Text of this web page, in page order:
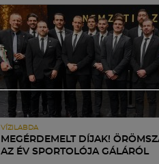
VÍZILABDA
MEGÉRDEMELT DÍJAK!
AZ ÉV SPORTOLÓJA GÁLÁRÓL